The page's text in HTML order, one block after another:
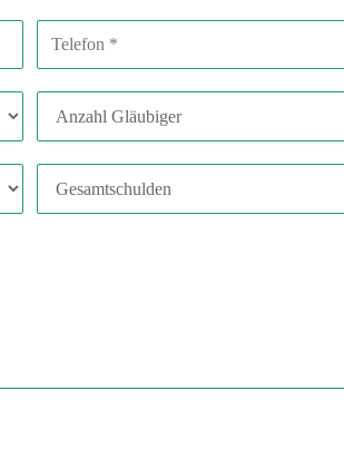
Telefonnummer
Anzahl Gläubiger
Gesamtschulden